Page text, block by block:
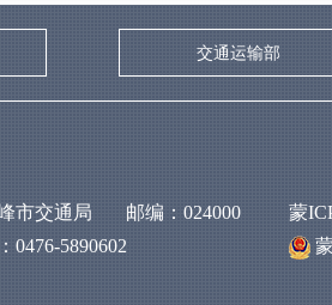
交通运输部
市交通局 邮编：024000
0476-5890602
蒙